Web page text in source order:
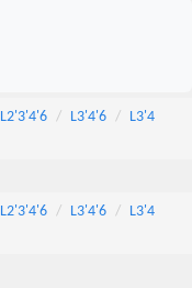
L2'3'4'6 L3'4'6
L3'4
L2'3'4'6 L3'4'6
L3'4